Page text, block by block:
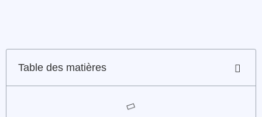
Table des matières